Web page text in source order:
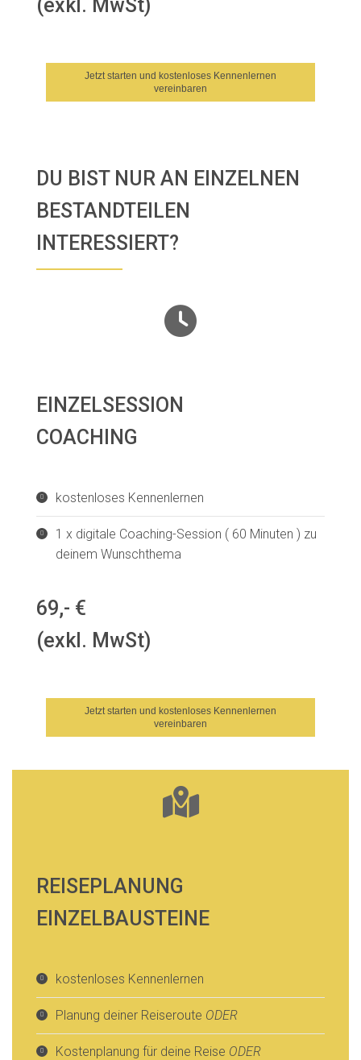
(exkl. MwSt)
Jetzt starten und kostenloses Kennenlernen
vereinbaren
DU BIST NUR AN EINZELNEN
BESTANDTEILEN
INTERESSIERT?
EINZELSESSION
COACHING
kostenloses Kennenlernen
1 x digitale Coaching-Session ( 60 Minuten ) zu
deinem Wunschthema
69,- €
(exkl. MwSt)
Jetzt starten und kostenloses Kennenlernen
vereinbaren
REISEPLANUNG
EINZELBAUSTEINE
kostenloses Kennenlernen
Planung deiner Reiseroute ODER
Kostenplanung für deine Reise ODER